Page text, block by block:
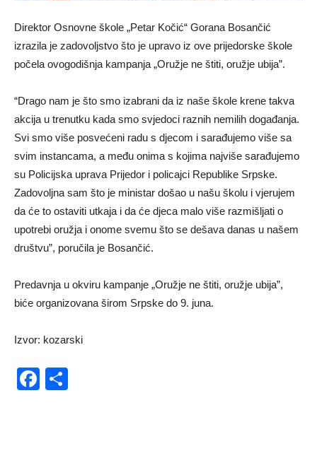
Direktor Osnovne škole „Petar Kočić“ Gorana Bosančić
izrazila je zadovoljstvo što je upravo iz ove prijedorske škole
počela ovogodišnja kampanja „Oružje ne štiti, oružje ubija”.
“Drago nam je što smo izabrani da iz naše škole krene takva
akcija u trenutku kada smo svjedoci raznih nemilih događanja.
Svi smo više posvećeni radu s djecom i sarađujemo više sa
svim instancama, a među onima s kojima najviše sarađujemo
su Policijska uprava Prijedor i policajci Republike Srpske.
Zadovoljna sam što je ministar došao u našu školu i vjerujem
da će to ostaviti utkaja i da će djeca malo više razmišljati o
upotrebi oružja i onome svemu što se dešava danas u našem
društvu”, poručila je Bosančić.
Predavnja u okviru kampanje „Oružje ne štiti, oružje ubija”,
biće organizovana širom Srpske do 9. juna.
Izvor: kozarski
Facebook